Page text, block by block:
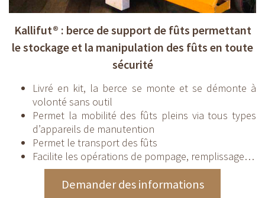
Kallifut® : berce de support de fûts permettant
le stockage et la manipulation des fûts en toute
sécurité
Livré en kit, la berce se monte et se démonte à
volonté sans outil
Permet la mobilité des fûts pleins via tous types
d’appareils de manutention
Permet le transport des fûts
Facilite les opérations de pompage, remplissage…
Demander des informations